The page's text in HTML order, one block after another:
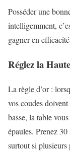
Posséder une
intelligemment,
gagner en
Réglez la
La règle d’or :
vos coudes
basse, la table
épaules. Prenez
surtout si plusieurs